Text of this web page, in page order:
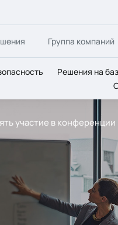
Группа компаний
Решения на
участие в